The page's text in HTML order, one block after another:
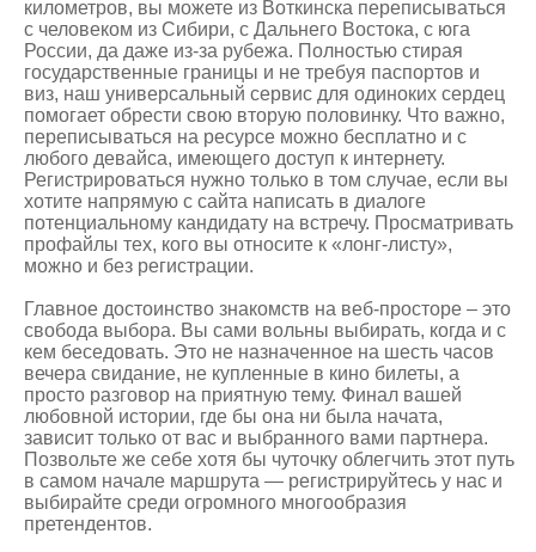
километров, вы можете из Воткинска переписываться
с человеком из Сибири, с Дальнего Востока, с юга
России, да даже из-за рубежа. Полностью стирая
государственные границы и не требуя паспортов и
виз, наш универсальный сервис для одиноких сердец
помогает обрести свою вторую половинку. Что важно,
переписываться на ресурсе можно бесплатно и с
любого девайса, имеющего доступ к интернету.
Регистрироваться нужно только в том случае, если вы
хотите напрямую с сайта написать в диалоге
потенциальному кандидату на встречу. Просматривать
профайлы тех, кого вы относите к «лонг-листу»,
можно и без регистрации.
Главное достоинство знакомств на веб-просторе – это
свобода выбора. Вы сами вольны выбирать, когда и с
кем беседовать. Это не назначенное на шесть часов
вечера свидание, не купленные в кино билеты, а
просто разговор на приятную тему. Финал вашей
любовной истории, где бы она ни была начата,
зависит только от вас и выбранного вами партнера.
Позвольте же себе хотя бы чуточку облегчить этот путь
в самом начале маршрута — регистрируйтесь у нас и
выбирайте среди огромного многообразия
претендентов.